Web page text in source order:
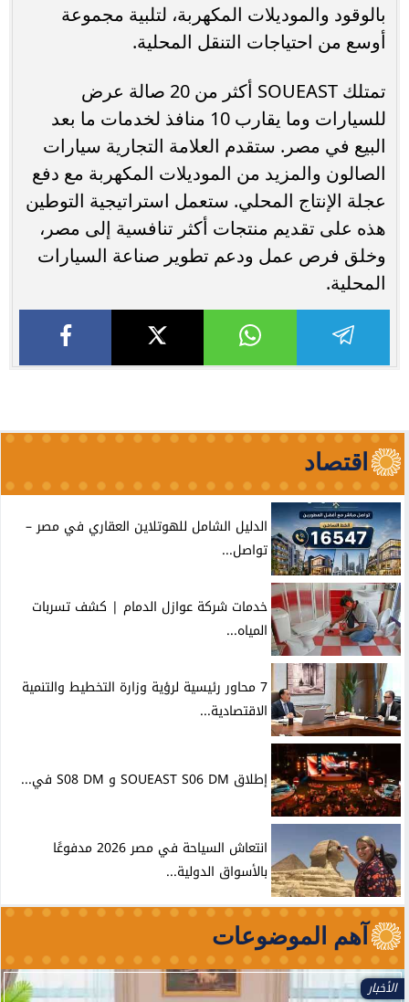
بالوقود والموديلات المكهربة، لتلبية مجموعة
أوسع من احتياجات التنقل المحلية.
تمتلك SOUEAST أكثر من 20 صالة عرض
للسيارات وما يقارب 10 منافذ لخدمات ما بعد
البيع في مصر. ستقدم العلامة التجارية سيارات
الصالون والمزيد من الموديلات المكهربة مع دفع
عجلة الإنتاج المحلي. ستعمل استراتيجية التوطين
هذه على تقديم منتجات أكثر تنافسية إلى مصر،
وخلق فرص عمل ودعم تطوير صناعة السيارات
المحلية.
اقتصاد
الدليل الشامل للهوتلاين العقاري في مصر –
تواصل...
خدمات شركة عوازل الدمام | كشف تسربات
المياه...
7 محاور رئيسية لرؤية وزارة التخطيط والتنمية
الاقتصادية...
إطلاق SOUEAST S06 DM و S08 DM في...
انتعاش السياحة في مصر 2026 مدفوعًا
بالأسواق الدولية...
آهم الموضوعات
الأخبار